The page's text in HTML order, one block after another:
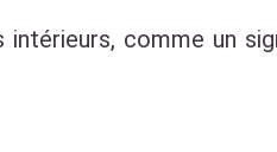
comme un